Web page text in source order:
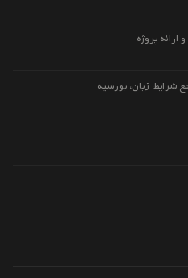
ارائه پروژه
شرایط، زبان، بورسیه